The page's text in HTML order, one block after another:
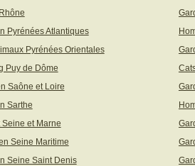
Pyrénées Atlantiques
Pyrénées Orientales
Puy de Dôme
Saône et Loire
Sarthe
et Marne
Seine Maritime
Seine Saint Denis